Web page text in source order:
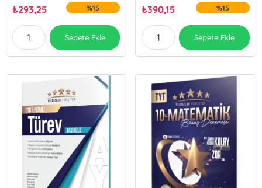
₺293,25 %15
Sepete Ekle
₺390,15 %15
Sepete Ekle